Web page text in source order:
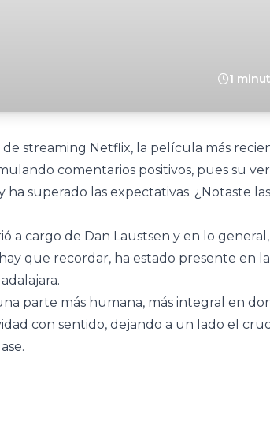
1
streaming Netflix, la película más
comentarios positivos, pues su
superado las expectativas. ¿Notaste
a cargo de Dan Laustsen y en lo general,
que recordar, ha estado presente en
parte más humana, más integral en
con sentido, dejando a un lado el